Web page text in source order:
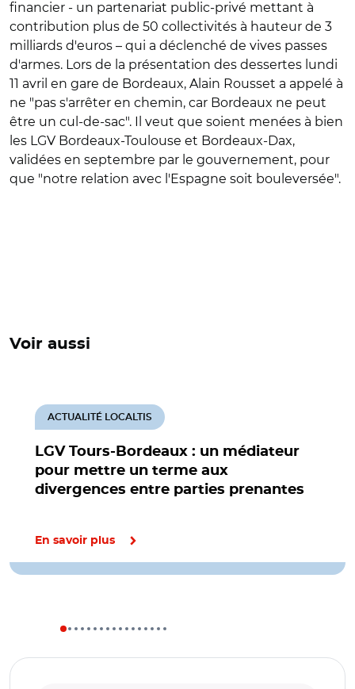
financier - un partenariat public-privé mettant à
contribution plus de 50 collectivités à hauteur de 3
milliards d'euros – qui a déclenché de vives passes
d'armes. Lors de la présentation des dessertes lundi
11 avril en gare de Bordeaux, Alain Rousset a appelé à
ne "pas s'arrêter en chemin, car Bordeaux ne peut
être un cul-de-sac". Il veut que soient menées à bien
les LGV Bordeaux-Toulouse et Bordeaux-Dax,
validées en septembre par le gouvernement, pour
que "notre relation avec l'Espagne soit bouleversée".
Voir aussi
LGV Tours-Bordeaux : un médiateur
pour mettre un terme aux
divergences entre parties prenantes
ACTUALITÉ LOCALTIS
En savoir plus